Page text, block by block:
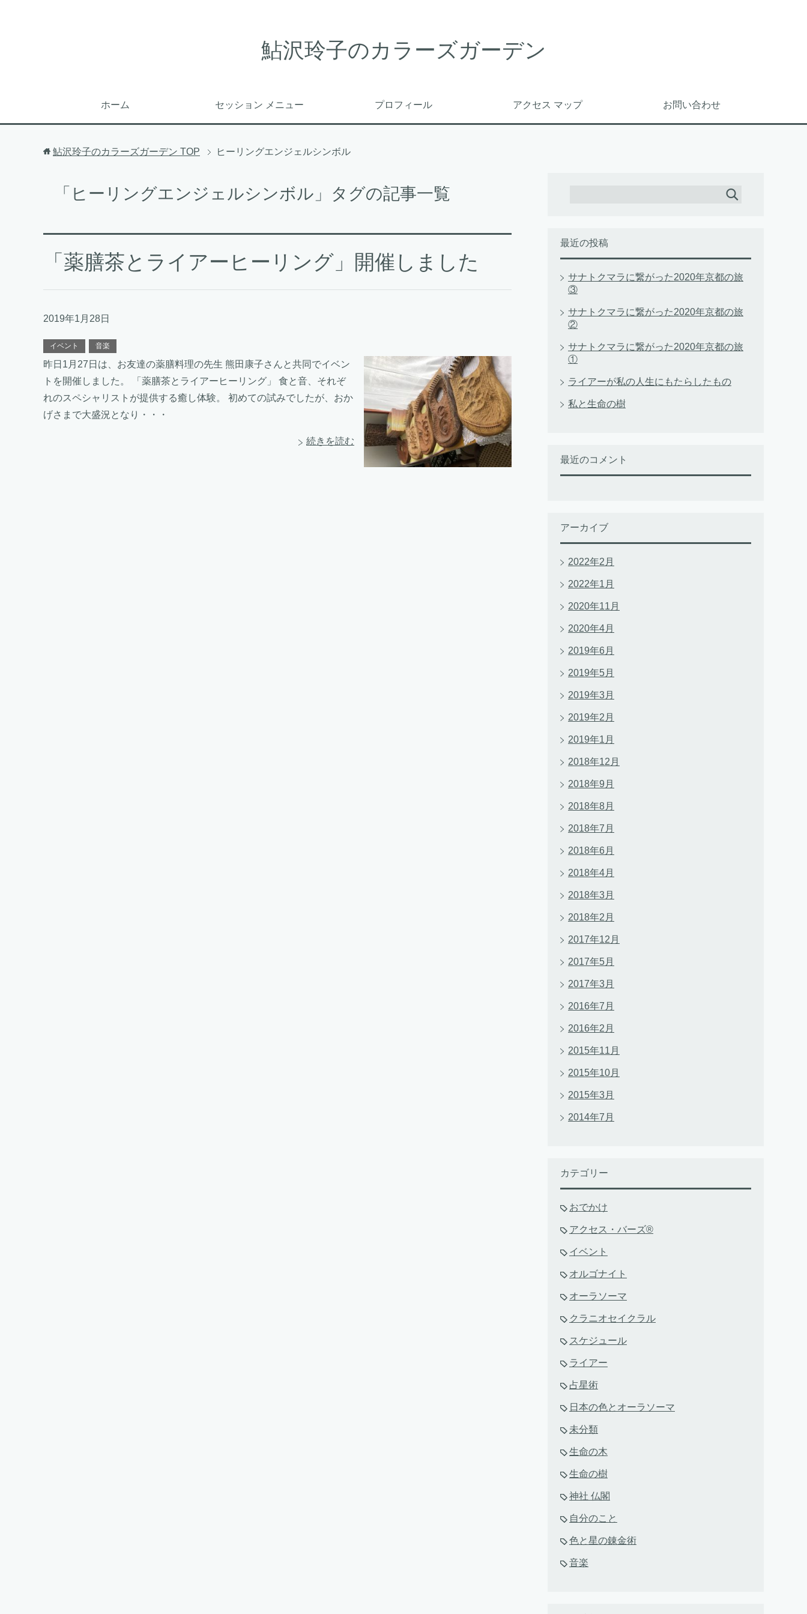
鮎沢玲子のカラーズガーデン
ホーム セッション メニュー プロフィール アクセス マップ お問い合わせ
鮎沢玲子のカラーズガーデン TOP ヒーリングエンジェルシンボル
「ヒーリングエンジェルシンボル」タグの記事一覧
「薬膳茶とライアーヒーリング」開催しました
2019年1月28日
イベント 音楽
昨日1月27日は、お友達の薬膳料理の先生 熊田康子さんと共同でイベン
トを開催しました。 「薬膳茶とライアーヒーリング」 食と音、それぞ
れのスペシャリストが提供する癒し体験。 初めての試みでしたが、おか
げさまで大盛況となり・・・
続きを読む
最近の投稿
サナトクマラに繋がった2020年京都の旅
③
サナトクマラに繋がった2020年京都の旅
②
サナトクマラに繋がった2020年京都の旅
①
ライアーが私の人生にもたらしたもの
私と生命の樹
最近のコメント
アーカイブ
2022年2月
2022年1月
2020年11月
2020年4月
2019年6月
2019年5月
2019年3月
2019年2月
2019年1月
2018年12月
2018年9月
2018年8月
2018年7月
2018年6月
2018年4月
2018年3月
2018年2月
2017年12月
2017年5月
2017年3月
2016年7月
2016年2月
2015年11月
2015年10月
2015年3月
2014年7月
カテゴリー
おでかけ
アクセス・バーズ®
イベント
オルゴナイト
オーラソーマ
クラニオセイクラル
スケジュール
ライアー
占星術
日本の色とオーラソーマ
未分類
生命の木
生命の樹
神社 仏閣
自分のこと
色と星の錬金術
音楽